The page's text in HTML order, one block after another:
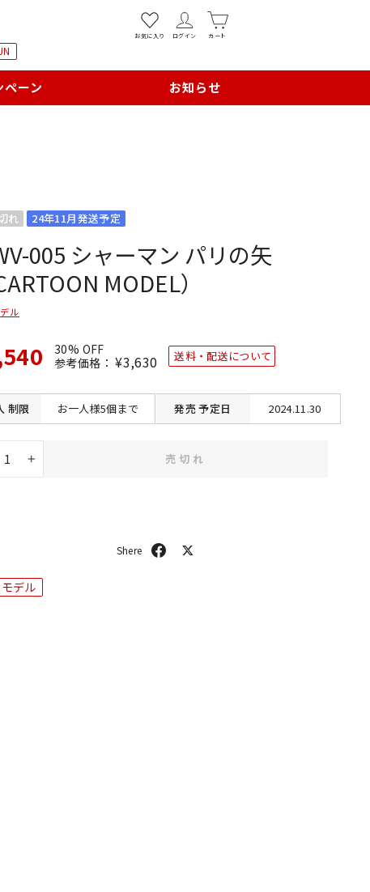
お気に入り ログイン カート
ペーン お知らせ
れ 24年11月発送予定
005 シャーマン パリの矢
MODEL）
ル
30% OFF
参考価格： 通
常
格
¥3,630 SALE
価
送料・配送について
制限 お一人様5個まで 発売予定日 2024.11.30
+
売切れ
シ
デル